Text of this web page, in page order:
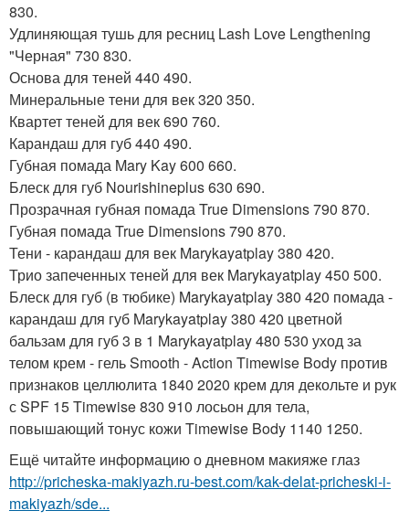
830.
Удлиняющая тушь для ресниц Lash Love Lengthening
"Черная" 730 830.
Основа для теней 440 490.
Минеральные тени для век 320 350.
Квартет теней для век 690 760.
Карандаш для губ 440 490.
Губная помада Mary Kay 600 660.
Блеск для губ Nourishineplus 630 690.
Прозрачная губная помада True Dimensions 790 870.
Губная помада True Dimensions 790 870.
Тени - карандаш для век Marykayatplay 380 420.
Трио запеченных теней для век Marykayatplay 450 500.
Блеск для губ (в тюбике) Marykayatplay 380 420 помада -
карандаш для губ Marykayatplay 380 420 цветной
бальзам для губ 3 в 1 Marykayatplay 480 530 уход за
телом крем - гель Smooth - Action Timewise Body против
признаков целлюлита 1840 2020 крем для декольте и рук
с SPF 15 Timewise 830 910 лосьон для тела,
повышающий тонус кожи Timewise Body 1140 1250.
Ещё читайте информацию о дневном макияже глаз
http://pricheska-makiyazh.ru-best.com/kak-delat-pricheski-i-
makiyazh/sde...